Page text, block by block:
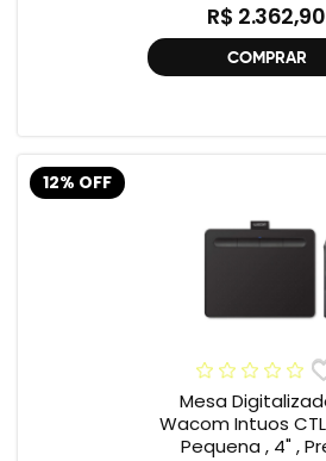
R$ 2.362,90
COMPRAR
12% OFF
Mesa
Wacom Intuos
Pequena , 4" ,